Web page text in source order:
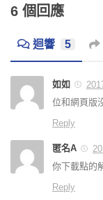
6 個回應
迴響 5
如如
位和網頁版
Reply
匿名A
你下載點的
Reply